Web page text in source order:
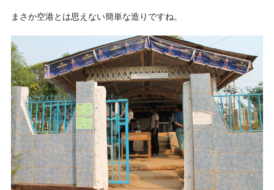
まさか空港とは思えない簡単な造りですね。